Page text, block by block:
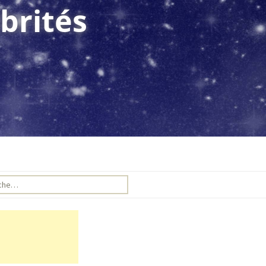
pour :